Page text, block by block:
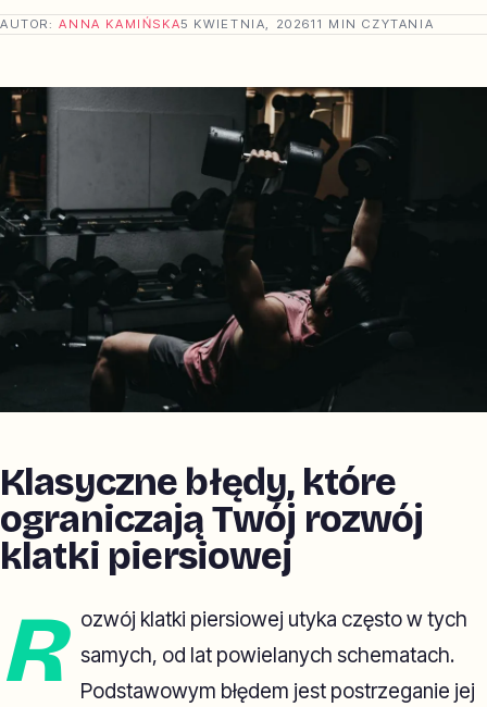
AUTOR:ANNA KAMIŃSKA5 KWIETNIA, 202611 MIN CZYTANIA
Klasyczne błędy, które
ograniczają Twój rozwój
klatki piersiowej
R
ozwój klatki piersiowej utyka często w tych
samych, od lat powielanych schematach.
Podstawowym błędem jest postrzeganie jej